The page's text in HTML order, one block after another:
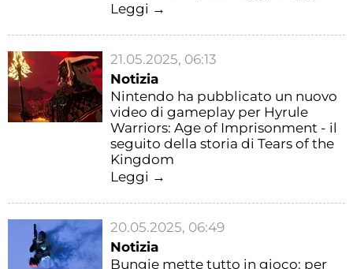
Leggi →
21.05.2025, 06:13
Notizia
Nintendo ha pubblicato un nuovo
video di gameplay per Hyrule
Warriors: Age of Imprisonment - il
seguito della storia di Tears of the
Kingdom
Leggi →
20.05.2025, 06:49
Notizia
Bungie mette tutto in gioco: per